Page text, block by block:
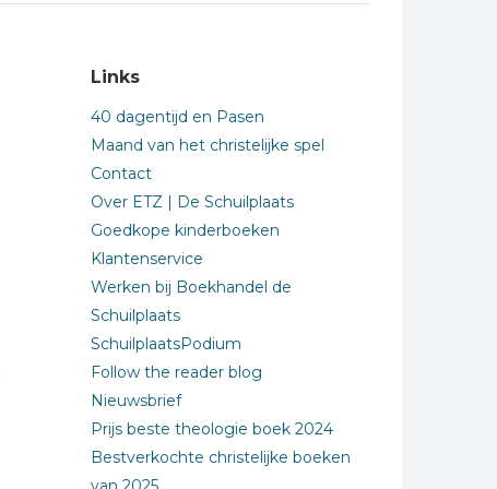
Links
40 dagentijd en Pasen
Maand van het christelijke spel
Contact
Over ETZ | De Schuilplaats
Goedkope kinderboeken
Klantenservice
Werken bij Boekhandel de
Schuilplaats
SchuilplaatsPodium
Follow the reader blog
Nieuwsbrief
Prijs beste theologie boek 2024
Bestverkochte christelijke boeken